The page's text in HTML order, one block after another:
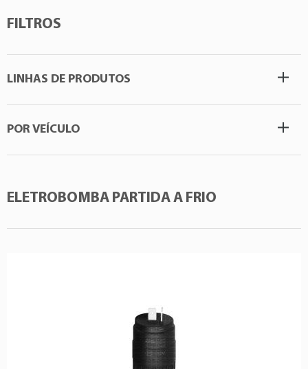
FILTROS
LINHAS DE PRODUTOS
POR VEÍCULO
ELETROBOMBA PARTIDA A FRIO